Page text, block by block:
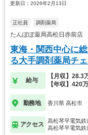
更新日：2026年2月13日
正社員 調剤薬局
たんぽぽ薬局高松日赤前店
東海・関西中心に
る大手調剤薬局チ
給与
【月収】28.3
【年収】420
勤務地 香川県 高松市
アクセス
高松琴平電気
高松琴平電気